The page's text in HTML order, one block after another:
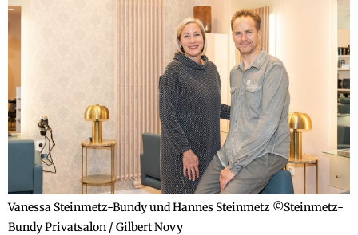
Vanessa Steinmetz-Bundy und Hannes Steinmetz ©Steinmetz-
Bundy Privatsalon / Gilbert Novy